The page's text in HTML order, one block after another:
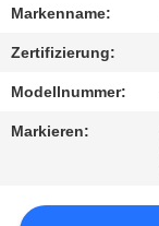
SIE
MIT
UNS
IN
Markenname:
Zertifizierung:
Modellnummer:
Markieren: